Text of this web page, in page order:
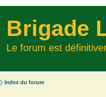
Brigade
Le forum est
Index du forum